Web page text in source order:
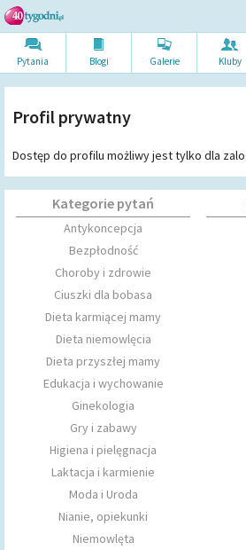
Pytania Blogi Galerie Kluby
Profil prywatny
Dostęp do profilu możliwy jest tylko dla
Kategorie pytań
Antykoncepcja
Bezpłodność
Choroby i zdrowie
Ciuszki dla bobasa
Dieta karmiącej mamy
Dieta niemowlęcia
Dieta przyszłej mamy
Edukacja i wychowanie
Ginekologia
Gry i zabawy
Higiena i pielęgnacja
Laktacja i karmienie
Moda i Uroda
Nianie, opiekunki
Niemowlęta